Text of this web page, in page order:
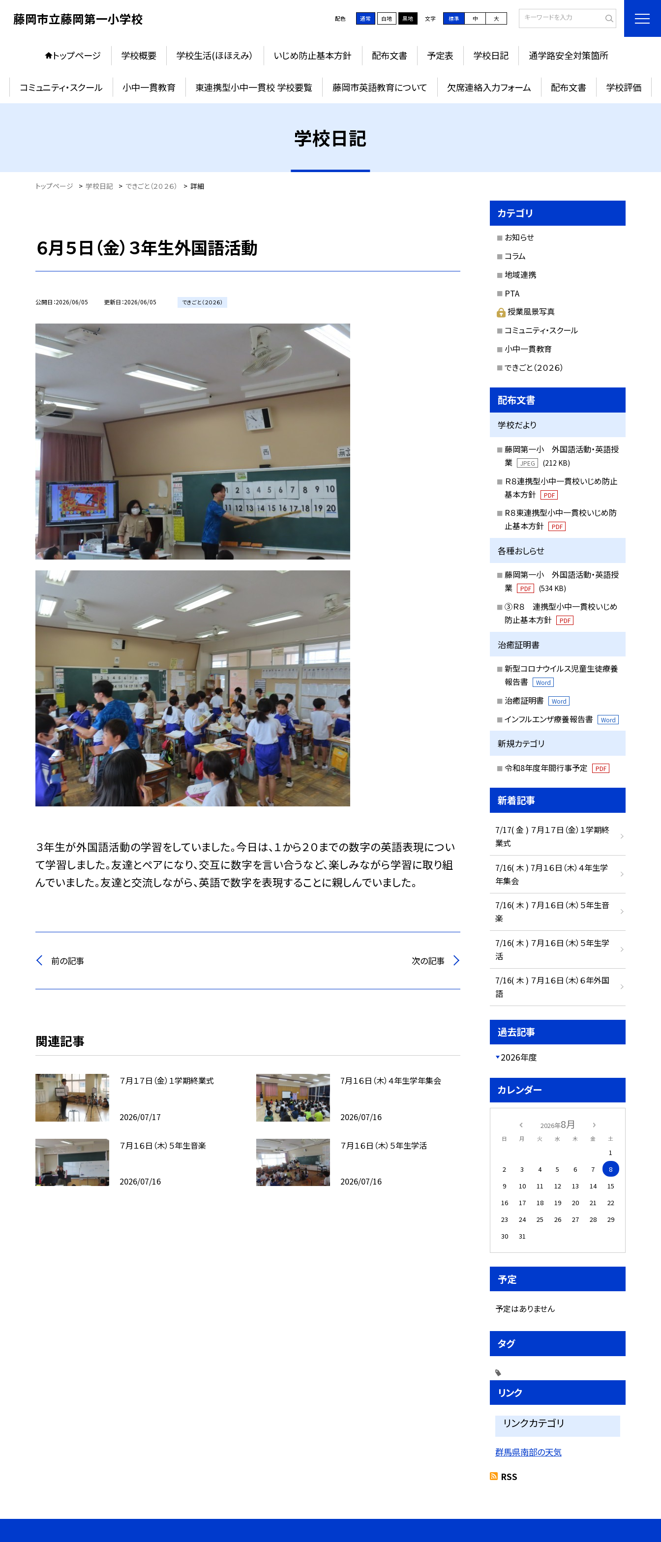
藤岡市立藤岡第一小学校 配色 通常 白地 黒地 文字 標準 中 大
トップページ 学校概要 学校生活(ほほえみ） いじめ防止基本方針 配布文書 予定表 学校日記 通学路安全対策箇所
コミュニティ・スクール 小中一貫教育 東連携型小中一貫校 学校要覧 藤岡市英語教育について 欠席連絡入力フォーム 配布文書 学校評価
学校日記
トップページ > 学校日記 > できごと（２０２６） > 詳細
６月５日（金）３年生外国語活動
公開日 2026/06/05 更新日 2026/06/05 できごと（２０２６）
３年生が外国語活動の学習をしていました。今日は、１から２０までの数字の英語表現につい
て学習しました。友達とペアになり、交互に数字を言い合うなど、楽しみながら学習に取り組
んでいました。友達と交流しながら、英語で数字を表現することに親しんでいました。
前の記事 次の記事
関連記事
７月１７日（金）１学期終業式
2026/07/17
7月１６日（木）４年生学年集会
2026/07/16
７月１６日（木）５年生音楽
2026/07/16
７月１６日（木）５年生学活
2026/07/16
カテゴリ
お知らせ
コラム
地域連携
PTA
授業風景写真
コミュニティ・スクール
小中一貫教育
できごと（２０２６）
配布文書
学校だより
藤岡第一小 外国語活動・英語授
業
JPEG (212 KB)
Ｒ８連携型小中一貫校いじめ防止
基本方針
PDF
R８東連携型小中一貫校いじめ防
止基本方針
PDF
各種おしらせ
藤岡第一小 外国語活動・英語授
業
PDF (534 KB)
③Ｒ８ 連携型小中一貫校いじめ
防止基本方針
PDF
治癒証明書
新型コロナウイルス児童生徒療養
報告書
Word
治癒証明書 Word
インフルエンザ療養報告書 Word
新規カテゴリ
令和8年度年間行事予定 PDF
新着記事
7/17( 金 ) ７月１７日（金）１学期終
業式
7/16( 木 ) 7月１６日（木）４年生学
年集会
7/16( 木 ) ７月１６日（木）５年生音
楽
7/16( 木 ) ７月１６日（木）５年生学
活
7/16( 木 ) ７月１６日（木）６年外国
語
過去記事
2026年度
カレンダー
2026年8月
日 月 火 水 木 金 土
1
2
3 4 5 6 7
8
9
10 11 12 13 14
15
16
17 18 19 20 21
22
23
24 25 26 27 28
29
30
31
予定
予定はありません
タグ
リンク
リンクカテゴリ
群馬県南部の天気
RSS